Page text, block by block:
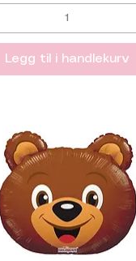
Legg til i handlekurv